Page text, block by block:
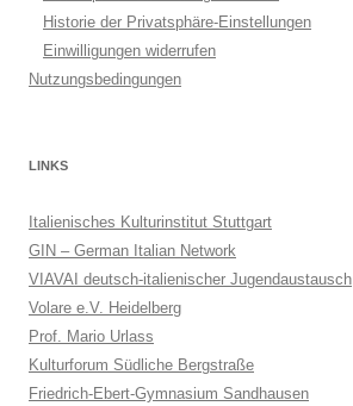
Historie der Privatsphäre-Einstellungen
Einwilligungen widerrufen
Nutzungsbedingungen
LINKS
Italienisches Kulturinstitut Stuttgart
GIN – German Italian Network
VIAVAI deutsch-italienischer Jugendaustausch
Volare e.V. Heidelberg
Prof. Mario Urlass
Kulturforum Südliche Bergstraße
Friedrich-Ebert-Gymnasium Sandhausen